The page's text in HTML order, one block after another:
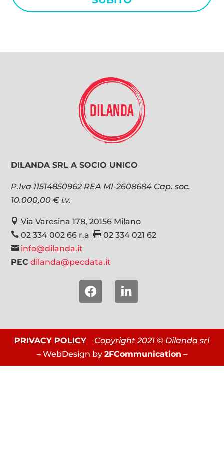
DILANDA SRL A SOCIO UNICO
P.Iva 11514850962 REA MI-2608684 Cap. soc.
10.000,00 € i.v.
 Via Varesina 178, 20156 Milano
 02 334 002 66 r.a 02 334 021 62
 info@dilanda.it
PEC dilanda@pecdata.it
PRIVACY POLICY
Copyright 2021 © Dilanda srl
– WebDesign by 2FCommunication –